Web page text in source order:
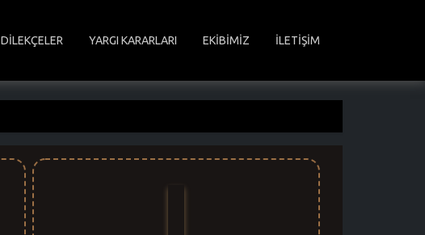
DİLEKÇELER YARGI KARARLARI EKİBİMİZ İLETİŞİM